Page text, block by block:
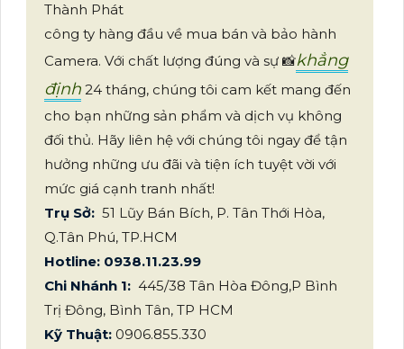
Thành Phát
công ty hàng đầu về mua bán và bảo hành
Camera. Với chất lượng đúng và sự 📸khẳng
định 24 tháng, chúng tôi cam kết mang đến
cho bạn những sản phẩm và dịch vụ không
đối thủ. Hãy liên hệ với chúng tôi ngay để tận
hưởng những ưu đãi và tiện ích tuyệt vời với
mức giá cạnh tranh nhất!
Trụ Sở: 51 Lũy Bán Bích, P. Tân Thới Hòa,
Q.Tân Phú, TP.HCM
Hotline: 0938.11.23.99
Chi Nhánh 1: 445/38 Tân Hòa Đông,P Bình
Trị Đông, Bình Tân, TP HCM
Kỹ Thuật: 0906.855.330